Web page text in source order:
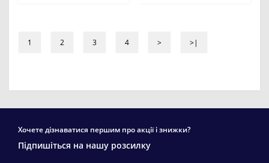
1 2 3 4 > >|
Хочете дізнаватися першим про акції і знижки?
Підпишіться на нашу розсилку